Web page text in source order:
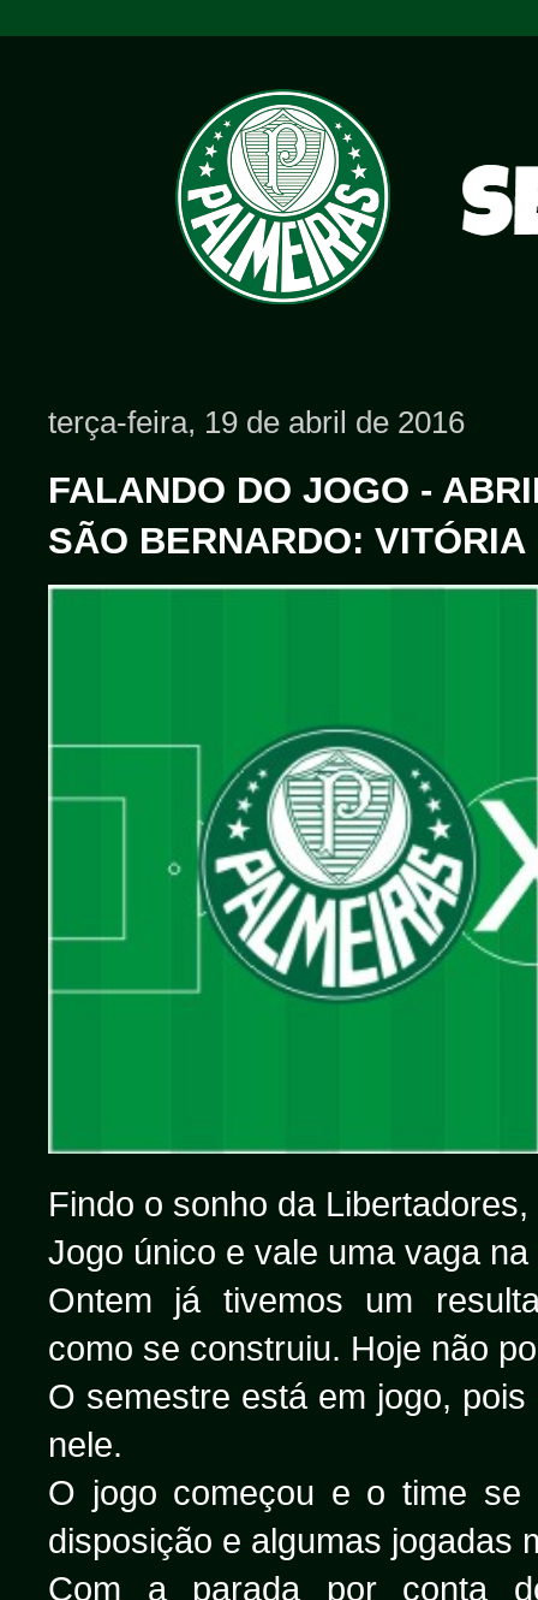
terça-feira, 19 de abril de 2016
FALANDO DO JOGO -
SÃO BERNARDO: VITÓRIA
Findo o sonho da
Jogo único e vale uma vaga
Ontem já tivemos um
como se construiu. Hoje não
O semestre está em jogo,
nele.
O jogo começou e o time se
disposição e algumas jogadas
Com a parada por conta